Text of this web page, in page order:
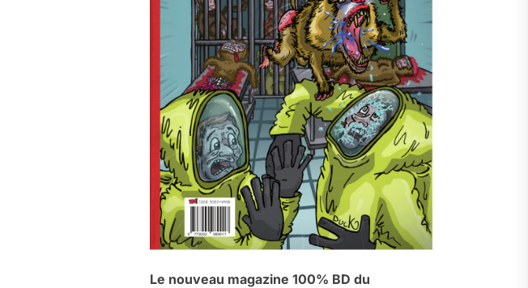
Le nouveau magazine 100% BD du